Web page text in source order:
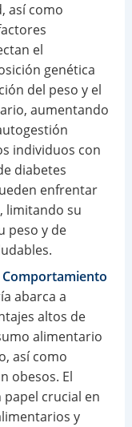
así como
el
genética
del peso y el
aumentando
individuos con
diabetes
enfrentar
limitando su
peso y de
abarca a
altos de
alimentario
así como
obesos. El
crucial en
y